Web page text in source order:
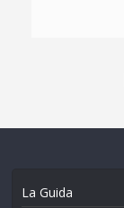
La Guida